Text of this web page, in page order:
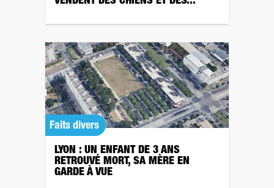
Faits divers
LYON : UN ENFANT DE 3 ANS
RETROUVÉ MORT, SA MÈRE EN
GARDE À VUE